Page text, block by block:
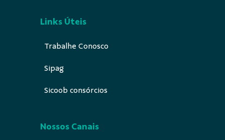
Links Úteis
Trabalhe Conosco
Sipag
Sicoob consórcios
Nossos Canais